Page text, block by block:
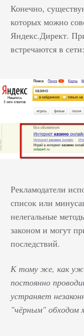
Конечно,
которых можно
Яндекс.Директ.
встречаются в сети:
Рекламодатели
список или
нелегальные
законом и могут
последствий.
К тому же, как
постоянно
устраняет
"чёрным" обходом